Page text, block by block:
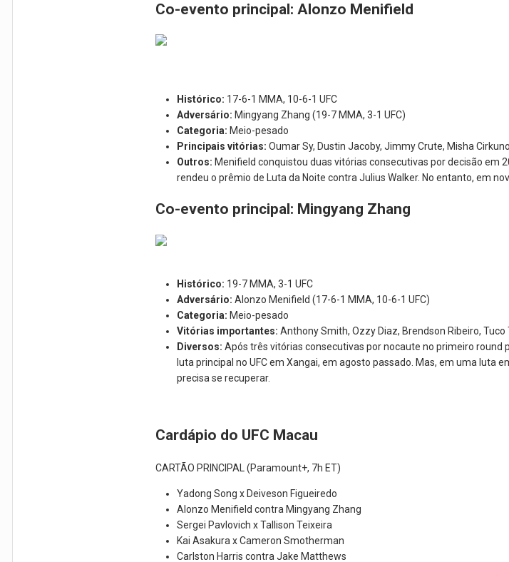
Co-evento principal: Alonzo Menifield
Histórico: 17-6-1 MMA, 10-6-1 UFC
Adversário: Mingyang Zhang (19-7 MMA, 3-1 UFC)
Categoria: Meio-pesado
Principais vitórias: Oumar Sy, Dustin Jacoby, Jimmy Crute, Misha
Outros: Menifield conquistou duas vitórias consecutivas por decisão em
rendeu o prêmio de Luta da Noite contra Julius Walker. No entanto, em
Co-evento principal: Mingyang Zhang
Histórico: 19-7 MMA, 3-1 UFC
Adversário: Alonzo Menifield (17-6-1 MMA, 10-6-1 UFC)
Categoria: Meio-pesado
Vitórias importantes: Anthony Smith, Ozzy Diaz, Brendson Ribeiro, Tuco
Diversos: Após três vitórias consecutivas por nocaute no primeiro round
luta principal no UFC em Xangai, em agosto passado. Mas, em uma luta
precisa se recuperar.
Cardápio do UFC Macau
CARTÃO PRINCIPAL (Paramount+, 7h ET)
Yadong Song x Deiveson Figueiredo
Alonzo Menifield contra Mingyang Zhang
Sergei Pavlovich x Tallison Teixeira
Kai Asakura x Cameron Smotherman
Carlston Harris contra Jake Matthews